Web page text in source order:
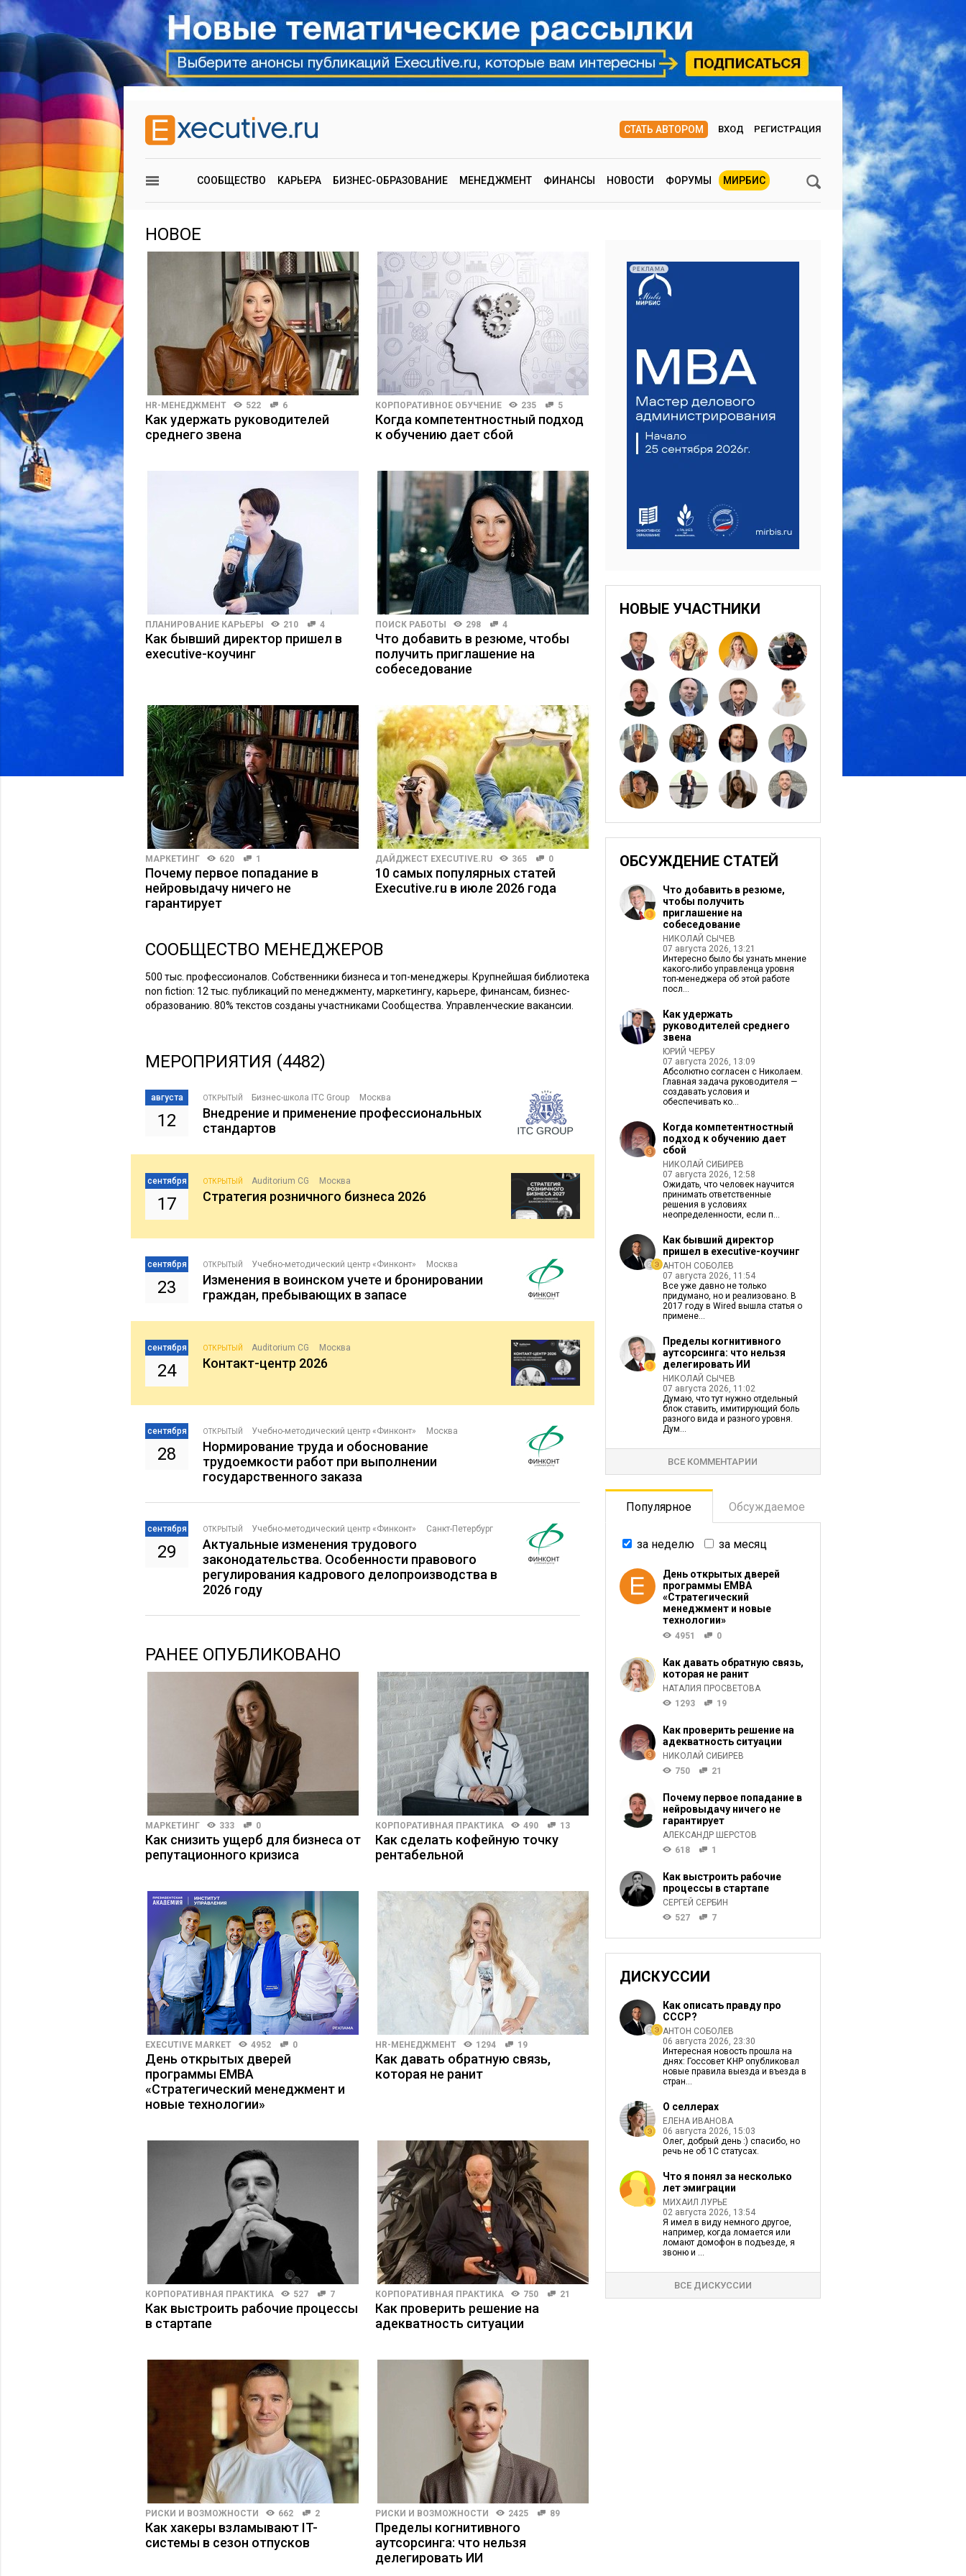
СТАТЬ АВТОРОМ ВХОД РЕГИСТРАЦИЯ
СООБЩЕСТВО КАРЬЕРА БИЗНЕС-ОБРАЗОВАНИЕ МЕНЕДЖМЕНТ ФИНАНСЫ НОВОСТИ ФОРУМЫ МИРБИС
НОВОЕ
HR-МЕНЕДЖМЕНТ 522 6
Как удержать руководителей
среднего звена
КОРПОРАТИВНОЕ ОБУЧЕНИЕ 235 5
Когда компетентностный подход
к обучению дает сбой
ПЛАНИРОВАНИЕ КАРЬЕРЫ 210 4
Как бывший директор пришел в
executive-коучинг
ПОИСК РАБОТЫ 298 4
Что добавить в резюме, чтобы
получить приглашение на
собеседование
МАРКЕТИНГ 620 1
Почему первое попадание в
нейровыдачу ничего не
гарантирует
ДАЙДЖЕСТ EXECUTIVE.RU 365 0
10 самых популярных статей
Executive.ru в июле 2026 года
CООБЩЕСТВО МЕНЕДЖЕРОВ
500 тыс. профессионалов. Собственники бизнеса и топ-менеджеры. Крупнейшая библиотека
non fiction: 12 тыс. публикаций по менеджменту, маркетингу, карьере, финансам, бизнес-
образованию. 80% текстов созданы участниками Сообщества. Управленческие вакансии.
МЕРОПРИЯТИЯ (4482)
августа
12
ОТКРЫТЫЙ Бизнес-школа ITC Group Москва
Внедрение и применение профессиональных
стандартов
сентября
17
ОТКРЫТЫЙ Auditorium CG Москва
Стратегия розничного бизнеса 2026
сентября
23
ОТКРЫТЫЙ Учебно-методический центр «Финконт» Москва
Изменения в воинском учете и бронировании
граждан, пребывающих в запасе
сентября
24
ОТКРЫТЫЙ Auditorium CG Москва
Контакт-центр 2026
сентября
28
ОТКРЫТЫЙ Учебно-методический центр «Финконт» Москва
Нормирование труда и обоснование
трудоемкости работ при выполнении
государственного заказа
сентября
29
ОТКРЫТЫЙ Учебно-методический центр «Финконт» Санкт-Петербург
Актуальные изменения трудового
законодательства. Особенности правового
регулирования кадрового делопроизводства в
2026 году
РАНЕЕ ОПУБЛИКОВАНО
МАРКЕТИНГ 333 0
Как снизить ущерб для бизнеса от
репутационного кризиса
КОРПОРАТИВНАЯ ПРАКТИКА 490 13
Как сделать кофейную точку
рентабельной
EXECUTIVE MARKET 4952 0
День открытых дверей
программы ЕМВА
«Стратегический менеджмент и
новые технологии»
HR-МЕНЕДЖМЕНТ 1294 19
Как давать обратную связь,
которая не ранит
КОРПОРАТИВНАЯ ПРАКТИКА 527 7
Как выстроить рабочие процессы
в стартапе
КОРПОРАТИВНАЯ ПРАКТИКА 750 21
Как проверить решение на
адекватность ситуации
РИСКИ И ВОЗМОЖНОСТИ 662 2
Как хакеры взламывают IT-
системы в сезон отпусков
РИСКИ И ВОЗМОЖНОСТИ 2425 89
Пределы когнитивного
аутсорсинга: что нельзя
делегировать ИИ
РЕКЛАМА
НОВЫЕ УЧАСТНИКИ
ОБСУЖДЕНИЕ СТАТЕЙ
Что добавить в резюме,
чтобы получить
приглашение на
собеседование
НИКОЛАЙ СЫЧЕВ
07 августа 2026, 13:21
Интересно было бы узнать мнение
какого-либо управленца уровня
топ-менеджера об этой работе
посл...
Как удержать
руководителей среднего
звена
ЮРИЙ ЧЕРБУ
07 августа 2026, 13:09
Абсолютно согласен с Николаем.
Главная задача руководителя —
создавать условия и
обеспечивать ко...
Когда компетентностный
подход к обучению дает
сбой
НИКОЛАЙ СИБИРЕВ
07 августа 2026, 12:58
Ожидать, что человек научится
принимать ответственные
решения в условиях
неопределенности, если п...
Как бывший директор
пришел в executive-коучинг
АНТОН СОБОЛЕВ
07 августа 2026, 11:54
Все уже давно не только
придумано, но и реализовано. В
2017 году в Wired вышла статья о
примене...
Пределы когнитивного
аутсорсинга: что нельзя
делегировать ИИ
НИКОЛАЙ СЫЧЕВ
07 августа 2026, 11:02
Думаю, что тут нужно отдельный
блок ставить, имитирующий боль
разного вида и разного уровня.
Дум...
ВСЕ КОММЕНТАРИИ
Популярное Обсуждаемое
за неделю за месяц
День открытых дверей
программы ЕМВА
«Стратегический
менеджмент и новые
технологии»
4951 0
Как давать обратную связь,
которая не ранит
НАТАЛИЯ ПРОСВЕТОВА
1293
19
Как проверить решение на
адекватность ситуации
НИКОЛАЙ СИБИРЕВ
750
21
Почему первое попадание в
нейровыдачу ничего не
гарантирует
АЛЕКСАНДР ШЕРСТОВ
618
1
Как выстроить рабочие
процессы в стартапе
СЕРГЕЙ СЕРБИН
527
7
ДИСКУССИИ
Как описать правду про
СССР?
АНТОН СОБОЛЕВ
06 августа 2026, 23:30
Интересная новость прошла на
днях: Госсовет КНР опубликовал
новые правила выезда и въезда в
стран...
О селлерах
ЕЛЕНА ИВАНОВА
06 августа 2026, 15:03
Олег, добрый день :) спасибо, но
речь не об 1С статусах.
Что я понял за несколько
лет эмиграции
МИХАИЛ ЛУРЬЕ
02 августа 2026, 13:54
Я имел в виду немного другое,
например, когда ломается или
ломают домофон в подъезде, я
звоню и ...
ВСЕ ДИСКУССИИ